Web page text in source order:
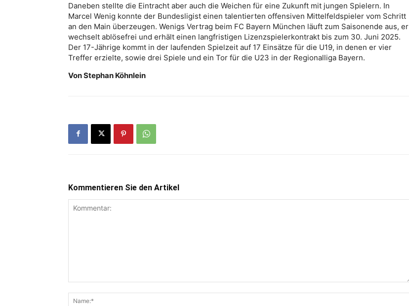
Daneben stellte die Eintracht aber auch die Weichen für eine Zukunft mit jungen Spielern. In
Marcel Wenig konnte der Bundesligist einen talentierten offensiven Mittelfeldspieler vom Schritt
an den Main überzeugen. Wenigs Vertrag beim FC Bayern München läuft zum Saisonende aus, er
wechselt ablösefrei und erhält einen langfristigen Lizenzspielerkontrakt bis zum 30. Juni 2025.
Der 17-Jährige kommt in der laufenden Spielzeit auf 17 Einsätze für die U19, in denen er vier
Treffer erzielte, sowie drei Spiele und ein Tor für die U23 in der Regionalliga Bayern.
Von Stephan Köhnlein
Kommentieren Sie den Artikel